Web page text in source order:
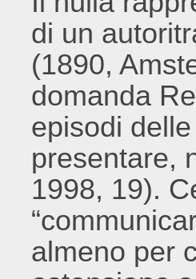
di un
(1890,
domanda
episodi
presentare,
1998, 19).
almeno per